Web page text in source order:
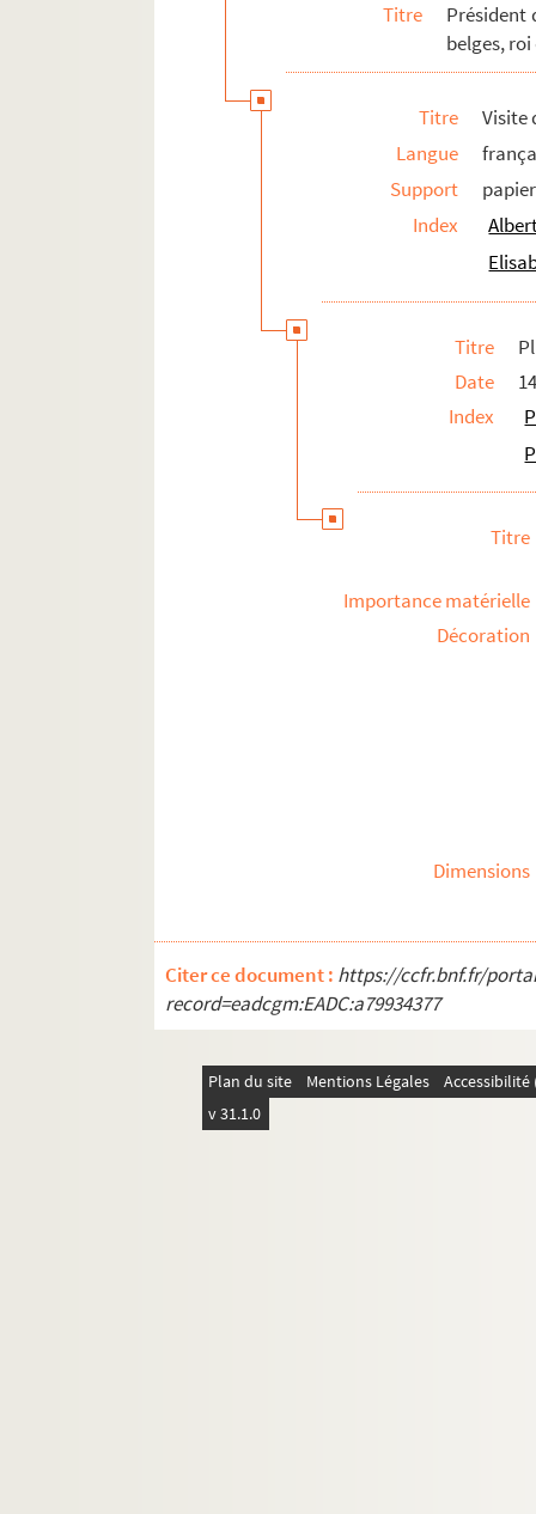
Titre
Président
belges, roi
Titre
Visite
Langue
Support
papier
Index
Titre
Date
Index
Titre
Importance matérielle
Décoration
Dimensions
Citer ce document : https://ccfr.bnf.fr/
record=eadcgm:EADC:a79934377
Plan du site Mentions Légales
v 31.1.0